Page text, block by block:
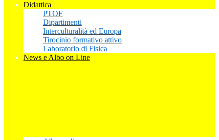
Didattica
PTOF
Dipartimenti
Interculturalità ed Europa
Tirocinio formativo attivo
Laboratorio di Fisica
News e Albo on Line